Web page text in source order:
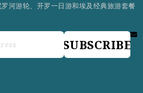
河游轮、开罗一日游和埃及经典旅游套餐
SUBSCRIBE